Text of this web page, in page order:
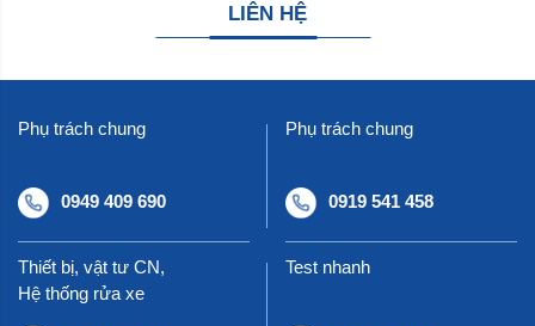
LIÊN HỆ
Phụ trách chung
0949 409 690
Phụ trách chung
0919 541 458
Thiết bị, vật tư CN,
Hệ thống rửa xe
Test nhanh